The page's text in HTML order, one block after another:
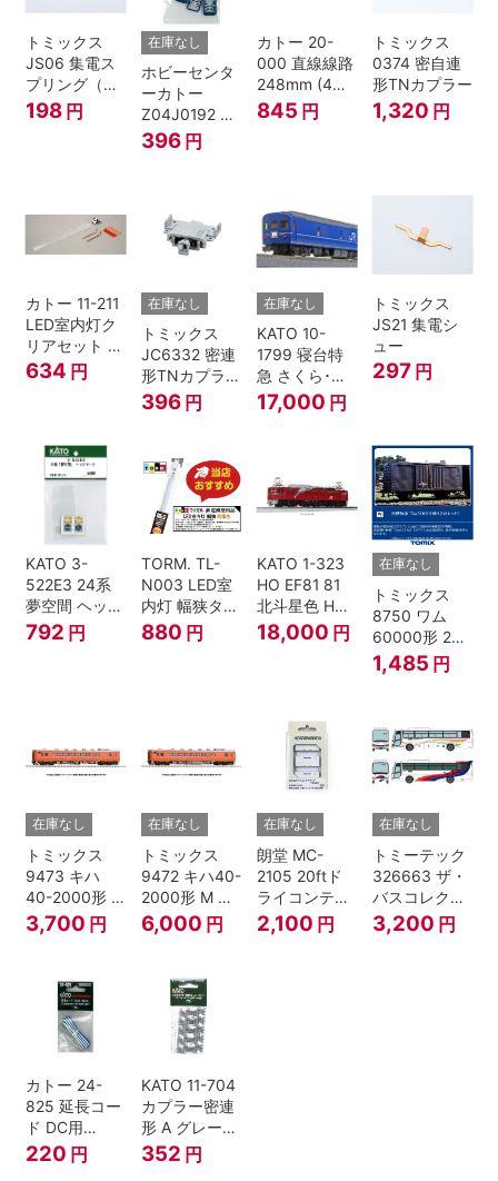
トミックス
JS06 集電ス
プリング（Ｌ
=7.5mm・4個
入） 鉄道模型
198 円
在庫なし
ホビーセンタ
ーカトー
Z04J0192 ク
モハ115 横須
賀色 ジャンパ
396 円
カトー 20-
000 直線線路
248mm (4本
入) Nゲージ
845 円
トミックス
0374 密自連
形TNカプラー
1,320 円
カトー 11-211
LED室内灯ク
リアセット N
ゲージ
634 円
在庫なし
トミックス
JC6332 密連
形TNカプラー
(SPグレー電
連付・211系)
396 円
在庫なし
KATO 10-
1799 寝台特
急 さくら･は
やぶさ/富士
24系 9両セッ
17,000 円
トミックス
JS21 集電シ
ュー
297 円
KATO 3-
522E3 24系
夢空間 ヘッド
マーク 4種各1
792 円
TORM. TL-
N003 LED室
内灯 幅狭タイ
プ・電球色 1
本 鉄道模型
880 円
KATO 1-323
HO EF81 81
北斗星色 HO
ゲージ
18,000 円
在庫なし
トミックス
8750 ワム
60000形 2両
セット Nゲー
ジ
1,485 円
在庫なし
トミックス
9473 キハ
40-2000形 T
Nゲージ
3,700 円
在庫なし
トミックス
9472 キハ40-
2000形 M N
ゲージ
6,000 円
在庫なし
朗堂 MC-
2105 20ftド
ライコンテナ
タイプ
TRANCY
2,100 円
在庫なし
トミーテック
326663 ザ・
バスコレクシ
ョン 西日本鉄
道・九州産交
3,200 円
カトー 24-
825 延長コー
ド DC用
(90cm）
220 円
KATO 11-704
カプラー密連
形 A グレー
(20個入) (ア
ーノルドカプ
352 円